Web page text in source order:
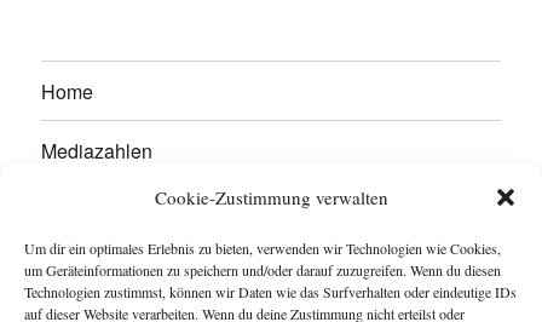
Cookie-Zustimmung verwalten
Um dir ein optimales Erlebnis zu bieten, verwenden wir Technologien wie Cookies,
um Geräteinformationen zu speichern und/oder darauf zuzugreifen. Wenn du diesen
Technologien zustimmst, können wir Daten wie das Surfverhalten oder eindeutige IDs
auf dieser Website verarbeiten. Wenn du deine Zustimmung nicht erteilst oder
Home
Mediazahlen
Werben Sie hier!
Kontakt